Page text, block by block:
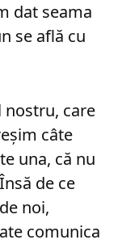
dat seama
se află cu
nostru, care
câte
una, că nu
de ce
noi,
comunica